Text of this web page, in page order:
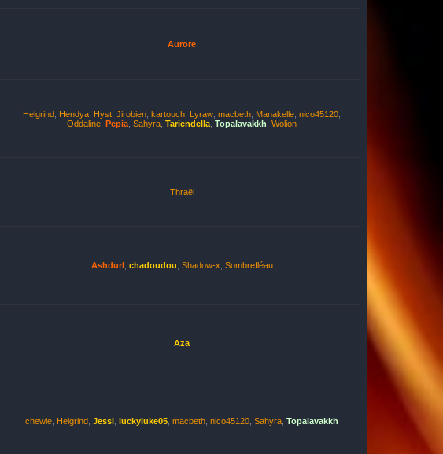
Aurore
Helgrind Hendya Hyst Jirobien kartouch Lyraw macbeth Manakelle nico45120
Oddaline Pepia Sahyra Tariendella Topalavakkh Wolion
Thraël
Ashdurl, chadoudou Shadow-x Sombrefléau
Aza
chewie Helgrind Jessi luckyluke05 macbeth nico45120 Sahyra Topalavakkh